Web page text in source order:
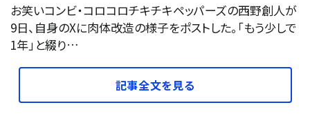
お笑いコンビ・コロコロチキチキペッパーズの西野創人が
9日、自身のXに肉体改造の様子をポストした。「もう少しで
1年」と綴り…
記事全文を見る